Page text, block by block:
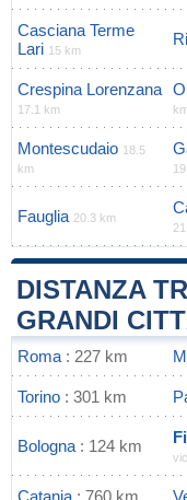
Casciana Terme
Lari 15 km
Crespina Lorenzana
17.1 km
km
Montescudaio 18.5
km
Fauglia 20.3 km
DISTANZA
GRANDI
Roma : 227 km
Torino : 301 km
Bologna : 124 km
Catania : 760 km